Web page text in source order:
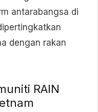
antarabangsa di
dengan rakan
RAIN